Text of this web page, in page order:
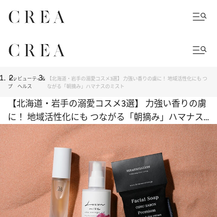
トッ
プ
ビューティ＆
ヘルス
【北海道・岩手の溺愛コスメ3選】 力強い香りの虜に！ 地域活性化にも つ
ながる「朝摘み」ハマナスのミスト
【北海道・岩手の溺愛コスメ3選】 力強い香りの虜
に！ 地域活性化にも つながる「朝摘み」ハマナス
のミスト